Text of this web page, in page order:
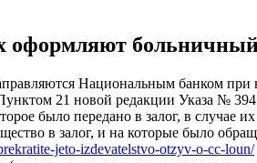
оформляют
Национальным банком
21 новой редакции Указа №
было передано в залог, в случае
в залог, и на которые было
jeto-izdevatelstvo-otzyv-o-cc-loun/